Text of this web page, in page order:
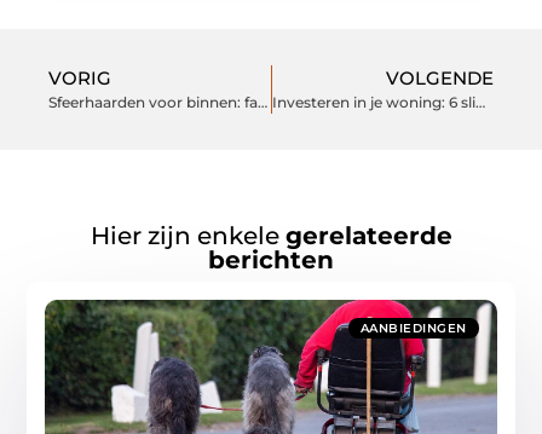
VORIG
Sfeerhaarden voor binnen: fauteuil, woonkamer en open ruimte perfect sfeer
VOLGENDE
Investeren in je woning: 6 slimme keuzes
Hier zijn enkele gerelateerde
berichten
AANBIEDINGEN